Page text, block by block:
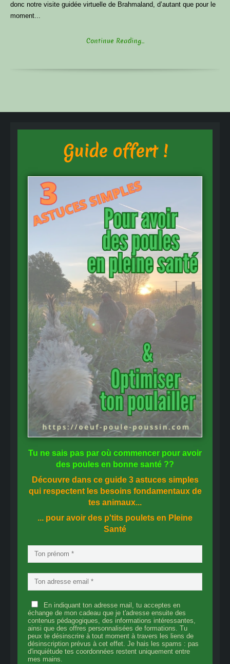
donc notre visite guidée virtuelle de Brahmaland, d’autant que pour le
moment...
Continue Reading...
Guide offert !
Tu ne sais pas par où commencer pour avoir
des poules en bonne santé ??
Découvre dans ce guide 3 astuces simples
qui respectent les besoins fondamentaux de
tes animaux...
... pour avoir des p'tits poulets en Pleine
Santé
En indiquant ton adresse mail, tu acceptes en
échange de mon cadeau que je t'adresse ensuite des
contenus pédagogiques, des informations intéressantes,
ainsi que des offres personnalisées de formations. Tu
peux te désinscrire à tout moment à travers les liens de
désinscription prévus à cet effet. Je hais les spams : pas
d'inquiétude tes coordonnées restent uniquement entre
mes mains.